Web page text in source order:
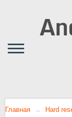
Главная
Hard